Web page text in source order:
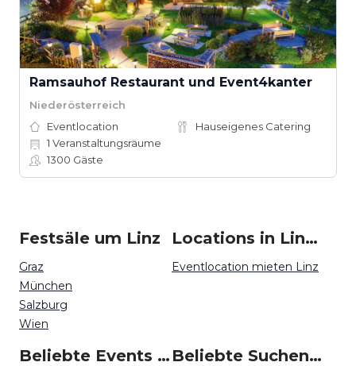
Ramsauhof Restaurant und Event4kanter
Niederösterreich
Eventlocation
Hauseigenes Catering
1 Veranstaltungsräume
1300 Gäste
Festsäle um Linz
Graz
München
Salzburg
Wien
Locations in Linz mieten
Eventlocation mieten Linz
Beliebte Events in Linz Beliebte Suchen auf Event Inc